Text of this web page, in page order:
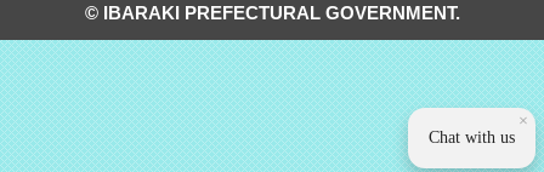
© IBARAKI PREFECTURAL GOVERNMENT.
×
Chat with us